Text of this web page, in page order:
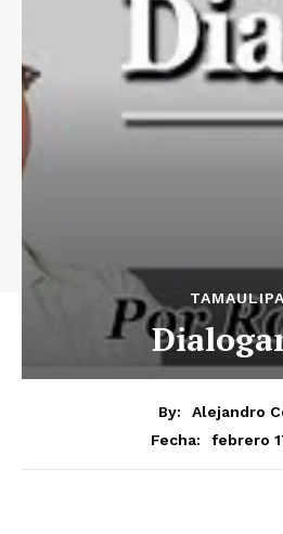
By:
Alejandro
Fecha:
febrero